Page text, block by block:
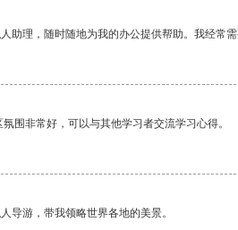
助理，随时随地为我的办公提供帮助。我经常
围非常好，可以与其他学习者交流学习心得。
导游，带我领略世界各地的美景。